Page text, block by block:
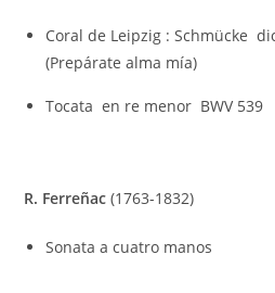
Coral de Leipzig : Schmücke
(Prepárate alma mía)
Tocata en re menor BWV 539
R. Ferreñac (1763-1832)
Sonata a cuatro manos